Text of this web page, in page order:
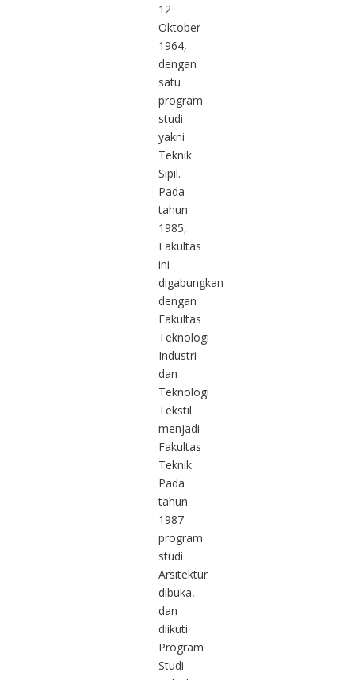
12
Oktober
1964,
dengan
satu
program
studi
yakni
Teknik
Sipil.
Pada
tahun
1985,
Fakultas
ini
digabungkan
dengan
Fakultas
Teknologi
Industri
dan
Teknologi
Tekstil
menjadi
Fakultas
Teknik.
Pada
tahun
1987
program
studi
Arsitektur
dibuka,
dan
diikuti
Program
Studi